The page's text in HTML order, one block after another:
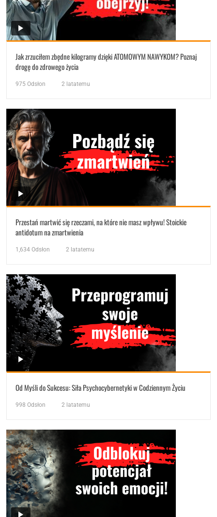
Jak zrzuciłem zbędne kilogramy dzięki ATOMOWYM NAWYKOM? Poznaj
drogę do zdrowego życia
975 Odsłon 2 latatemu
Przestań martwić się rzeczami, na które nie masz wpływu! Stoickie
antidotum na zmartwienia
1,634 Odsłon 2 latatemu
Od Myśli do Sukcesu: Siła Psychocybernetyki w Codziennym Życiu
998 Odsłon 2 latatemu